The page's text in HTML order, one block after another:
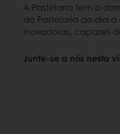
A Pastelaria tem o
da Pastelaria ao dia
inovadoras, capazes
Junte-se a nós nesta